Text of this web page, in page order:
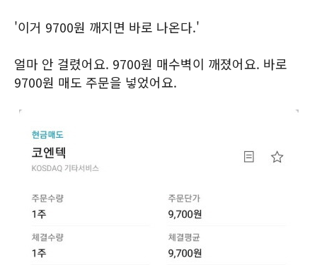
'이거 9700원 깨지면 바로 나온다.'
얼마 안 걸렸어요. 9700원 매수벽이 깨졌어요. 바로
9700원 매도 주문을 넣었어요.